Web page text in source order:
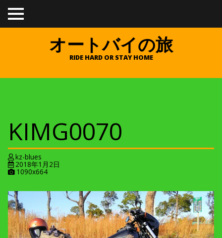
TO
GGL
オートバイの旅
RIDE HARD OR STAY HOME
KIMG0070
kz-blues
2018年1月2日
A
a
c
h
m
e
n
1090x664